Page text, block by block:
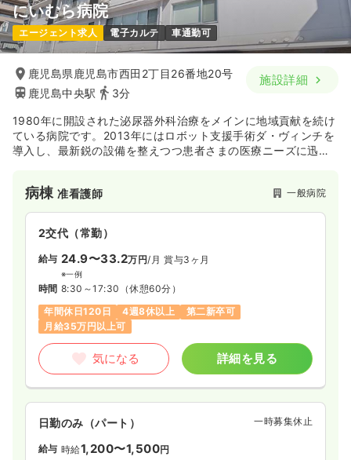
にいむら病院
エージェント求人 電子カルテ 車通勤可
鹿児島県鹿児島市西田2丁目26番地20号
鹿児島中央駅
3分
施設詳細
1980年に開設された泌尿器外科治療をメインに地域貢献を続け
ている病院です。2013年にはロボット支援手術ダ・ヴィンチを
導入し、最新鋭の設備を整えつつ患者さまの医療ニーズに迅速
病棟准看護師 一般病院
2交代（常勤）
給与 24.9〜33.2万円/月 賞与3ヶ月
※一例
時間 8:30～17:30 （休憩60分）
年間休日120日
4週8休以上
第二新卒可
月給35万円以上可
気になる 詳細を見る
日勤のみ（パート） 一時募集休止
給与 時給1,200〜1,500円